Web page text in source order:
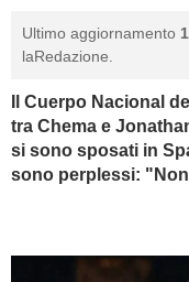
CAPELLI
SESSO
Ultimo aggiornamento
laRedazione.
Cuerpo Nacional
tra Chema e
si sono sposati in
sono perplessi: